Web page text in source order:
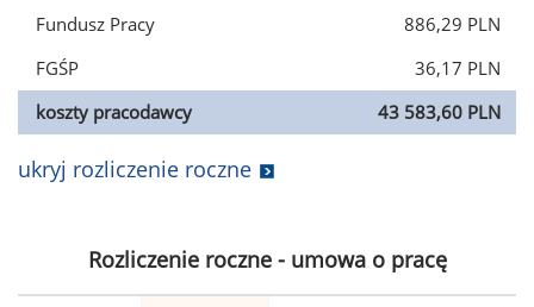
Fundusz Pracy
886,29 PLN
FGŚP
36,17 PLN
koszty pracodawcy
43 583,60 PLN
ukryj rozliczenie roczne
Rozliczenie roczne - umowa o pracę